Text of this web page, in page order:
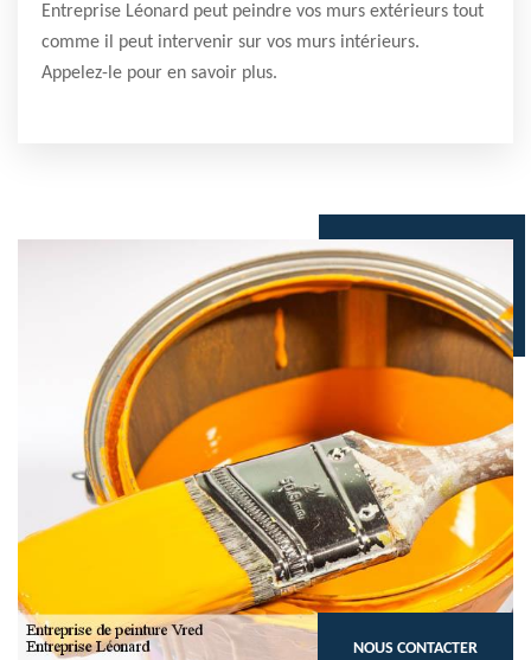
Entreprise Léonard peut peindre vos murs extérieurs tout
comme il peut intervenir sur vos murs intérieurs.
Appelez-le pour en savoir plus.
NOUS CONTACTER